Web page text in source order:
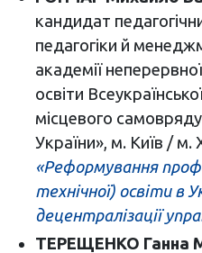
кандидат
педагогіки й
академії
освіти
місцевого
України», м. Київ / м.
«Реформування
технічної) освіти в
децентралізації
ТЕРЕЩЕНКО Ганна